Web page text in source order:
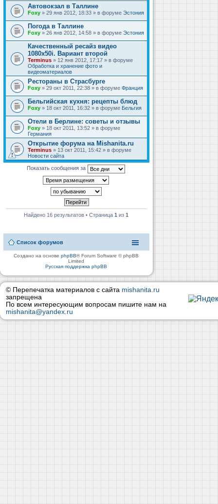
Автовокзал в Таллине
Foxy » 29 янв 2012, 18:33 » в форуме Эстония
Погода в Таллине
Foxy » 26 янв 2012, 14:58 » в форуме Эстония
Качественный ресайз видео
1080x50i. Вариант второй
Terminus » 12 янв 2012, 17:17 » в форуме
Обработка и хранение фото и
видеоматериалов
Рестораны в Страсбурге
Foxy » 29 окт 2011, 22:38 » в форуме Франция
Бельгийская кухня: рецепты блюд
Foxy » 18 окт 2011, 16:32 » в форуме Бельгия
Отели в Берлине: советы и отзывы
Foxy » 18 окт 2011, 13:52 » в форуме
Германия
Открытие форума на Mishanita.ru
Terminus » 13 окт 2011, 15:42 » в форуме
Новости сайта
Показать сообщения за
Найдено 16 результатов • Страница1 из1
Список форумов
Создано на основеphpBB® Forum Software © phpBB
Limited
Русская поддержка phpBB
© Перепечатка материалов с сайта mishanita.ru
запрещена
По всем интересующим вопросам пишите нам на
mishanita@yandex.ru